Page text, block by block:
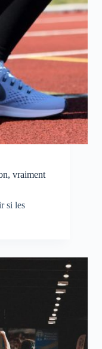
vraiment
si les